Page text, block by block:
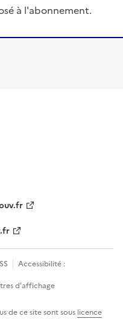
à l'abonnement.
Accessibilité :
d'affichage
de ce site sont sous licence